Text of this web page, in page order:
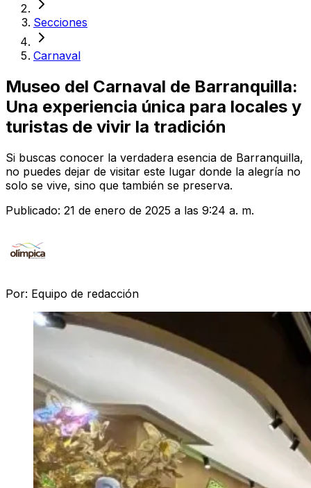
Secciones
Carnaval
Museo del Carnaval de Barranquilla:
Una experiencia única para locales y
turistas de vivir la tradición
Si buscas conocer la verdadera esencia de Barranquilla,
no puedes dejar de visitar este lugar donde la alegría no
solo se vive, sino que también se preserva.
Publicado: 21 de enero de 2025 a las 9:24 a. m.
Por: Equipo de redacción